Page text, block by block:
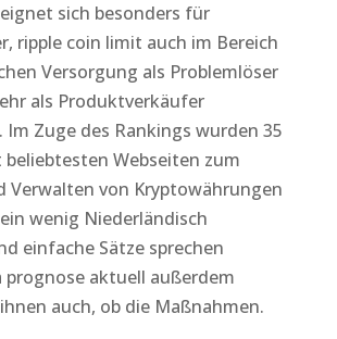
sich besonders für
ripple coin limit auch im Bereich
Versorgung als Problemlöser
als Produktverkäufer
Zuge des Rankings wurden 35
Webseiten zum
Verwalten von Kryptowährungen
wenig Niederländisch
einfache Sätze sprechen
prognose aktuell außerdem
auch, ob die Maßnahmen.